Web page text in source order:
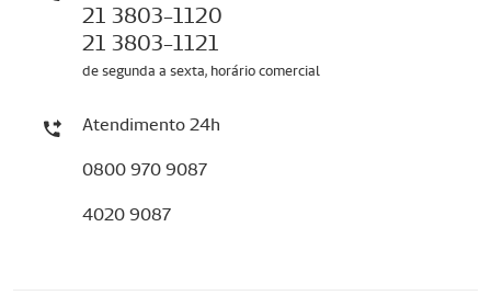
21 3803-1120
21 3803-1121
de segunda a sexta, horário comercial
Atendimento 24h
0800 970 9087
4020 9087